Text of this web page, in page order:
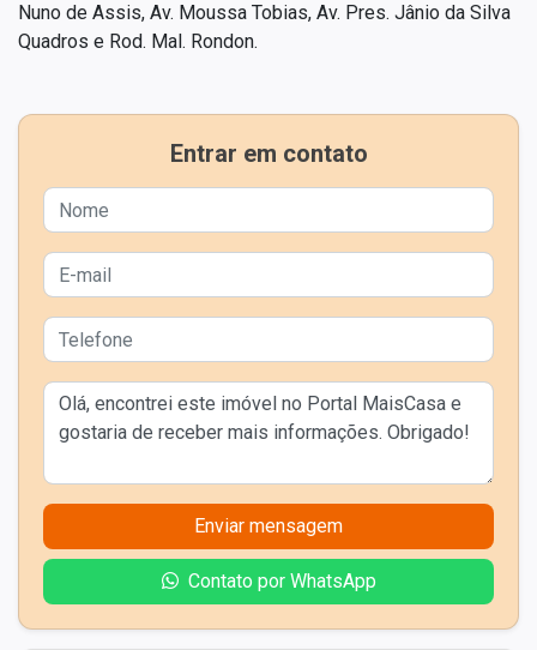
Nuno de Assis, Av. Moussa Tobias, Av. Pres. Jânio da Silva
Quadros e Rod. Mal. Rondon.
Entrar em contato
Enviar mensagem
Contato por WhatsApp